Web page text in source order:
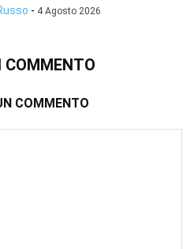
- 4 Agosto 2026
COMMENTO
COMMENTO